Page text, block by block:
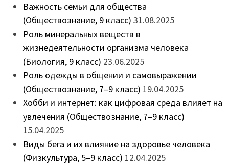
Важность семьи для общества
(Обществознание, 9 класс) 31.08.2025
Роль минеральных веществ в
жизнедеятельности организма человека
(Биология, 9 класс) 23.06.2025
Роль одежды в общении и самовыражении
(Обществознание, 7–9 класс) 19.04.2025
Хобби и интернет: как цифровая среда влияет на
увлечения (Обществознание, 7–9 класс)
15.04.2025
Виды бега и их влияние на здоровье человека
(Физкультура, 5–9 класс) 12.04.2025